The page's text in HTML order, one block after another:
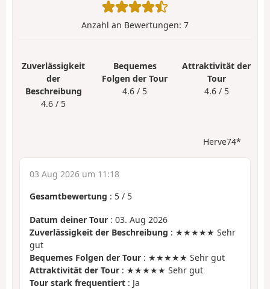
Anzahl an Bewertungen: 7
Zuverlässigkeit
der
Beschreibung
4.6 / 5
Bequemes
Folgen der Tour
4.6 / 5
Attraktivität der
Tour
4.6 / 5
Herve74*
03 Aug 2026 um 11:18
Gesamtbewertung : 5 / 5
Datum deiner Tour : 03. Aug 2026
Zuverlässigkeit der Beschreibung : ★★★★★ Sehr
gut
Bequemes Folgen der Tour : ★★★★★ Sehr gut
Attraktivität der Tour : ★★★★★ Sehr gut
Tour stark frequentiert : Ja